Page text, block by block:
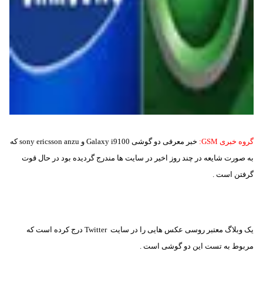
گروه خبری GSM: خبر معرفی دو گوشی i9100
Galaxy و sony ericsson anzuکه
به صورت شایعه در چند روز اخیر در سایت ها مندرج گردیده بود در حال قوت
گرفتن است .
یک وبلاگ معتبر روسی عکس هایی را در سایت Twitter درج کرده است که
مربوط به تست این دو گوشی است .